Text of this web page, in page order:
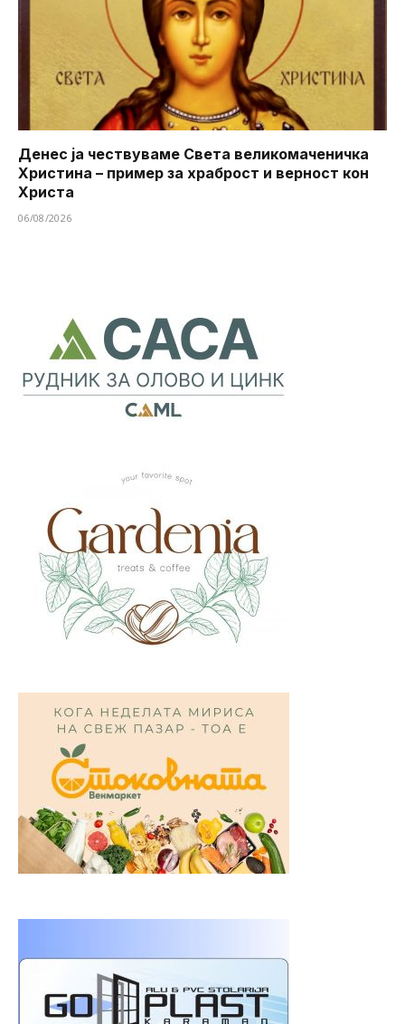
Денес ја чествуваме Света великомаченичка
Христина – пример за храброст и верност кон
Христа
06/08/2026